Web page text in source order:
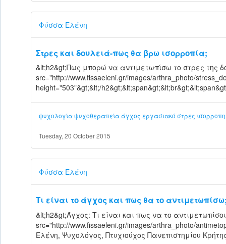
Φύσσα Ελένη
Στρες και δουλειά-πως θα βρω ισορροπία;
&lt;h2&gt;Πως μπορώ να αντιμετωπίσω το στρες της
src="http://www.fissaeleni.gr/images/arthra_photo/
height="503"&gt;&lt;/
ψυχολογίαψυχοθεραπείαάγχος εργασιακό στρες
Tuesday, 20 October 2015
Φύσσα Ελένη
Τι είναι το άγχος και πως θα το
&lt;h2&gt;Άγχος: Τι είναι και πως να το
src="http://www.fissaeleni.gr/images/arthra_photo/
Ελένη, Ψυχολόγος, Πτυχιούχος Πανεπιστημίου